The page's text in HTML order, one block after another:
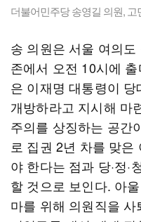
더불어민주당 송영길 의원,
송 의원은 서울 여의
존에서 오전 10시에
은 이재명 대통령이
개방하라고 지시해 마
주의를 상징하는 공간
로 집권 2년 차를 맞은
야 한다는 점과 당·정·
할 것으로 보인다. 아
마를 위해 의원직을